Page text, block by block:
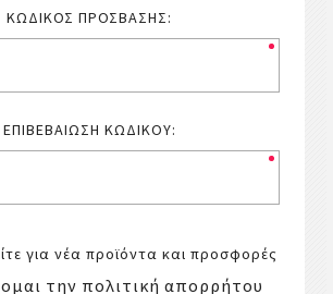
ΚΩΔΙΚΌΣ ΠΡΌΣΒΑΣΗΣ:
ΕΠΙΒΕΒΑΊΩΣΗ ΚΩΔΙΚΟΎ:
για νέα προϊόντα και προσφορές
την πολιτική απορρήτου